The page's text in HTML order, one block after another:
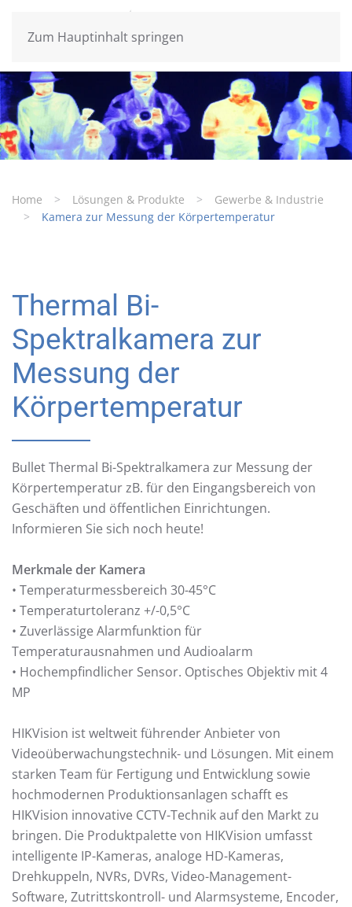
Zum Hauptinhalt springen
Home Lösungen & Produkte
Gewerbe & Industrie
Kamera zur Messung der Körpertemperatur
Thermal Bi-
Spektralkamera zur
Messung der
Körpertemperatur
Bullet Thermal Bi-Spektralkamera zur Messung der
Körpertemperatur zB. für den Eingangsbereich von
Geschäften und öffentlichen Einrichtungen.
Informieren Sie sich noch heute!
Merkmale der Kamera
• Temperaturmessbereich 30-45°C
• Temperaturtoleranz +/-0,5°C
• Zuverlässige Alarmfunktion für
Temperaturausnahmen und Audioalarm
• Hochempfindlicher Sensor. Optisches Objektiv mit 4
MP
HIKVision ist weltweit führender Anbieter von
Videoüberwachungstechnik- und Lösungen. Mit einem
starken Team für Fertigung und Entwicklung sowie
hochmodernen Produktionsanlagen schafft es
HIKVision innovative CCTV-Technik auf den Markt zu
bringen. Die Produktpalette von HIKVision umfasst
intelligente IP-Kameras, analoge HD-Kameras,
Drehkuppeln, NVRs, DVRs, Video-Management-
Software, Zutrittskontroll- und Alarmsysteme, Encoder,